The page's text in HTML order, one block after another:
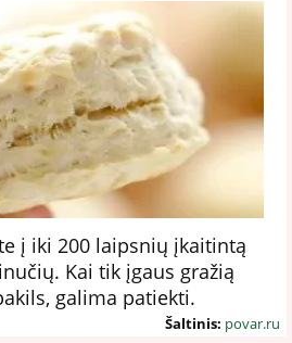
į iki 200 laipsnių įkaitintą
Kai tik įgaus gražią
galima patiekti.
Šaltinis: povar.ru